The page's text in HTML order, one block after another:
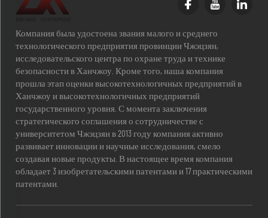
Компания была удостоена звания малого и среднего
технологического предприятия провинции Чжэцзян,
исследовательского центра по охране труда и технике
безопасности в Ханчжоу. Кроме того, наша компания
прошла этап оценки высокотехнологичных предприятий в
Ханчжоу и высокотехнологичных предприятий
государственного уровня. С момента заключения
стратегического соглашения о сотрудничестве с
университетом Чжэцзян в 2013 году компания активно
развивает инновации и научные исследования, смело
создавая новые продукты. В настоящее время компания
обладает 3 изобретательскими патентами и 17 практическими
патентами.